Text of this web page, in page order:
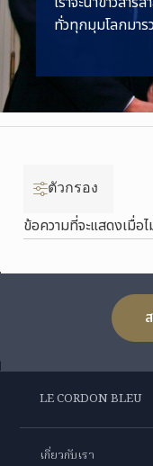
ทั่วทุกมุมโลกมาร
ตัวกรอง
ข้อความที่จะแสดงเมื่
LE CORDON BLEU
เกี่ยวกับเรา